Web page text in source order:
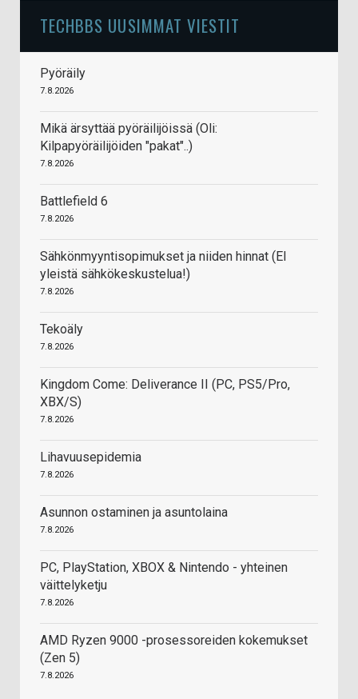
TECHBBS UUSIMMAT VIESTIT
Pyöräily
7.8.2026
Mikä ärsyttää pyöräilijöissä (Oli:
Kilpapyöräilijöiden "pakat"..)
7.8.2026
Battlefield 6
7.8.2026
Sähkönmyyntisopimukset ja niiden hinnat (EI
yleistä sähkökeskustelua!)
7.8.2026
Tekoäly
7.8.2026
Kingdom Come: Deliverance II (PC, PS5/Pro,
XBX/S)
7.8.2026
Lihavuusepidemia
7.8.2026
Asunnon ostaminen ja asuntolaina
7.8.2026
PC, PlayStation, XBOX & Nintendo - yhteinen
väittelyketju
7.8.2026
AMD Ryzen 9000 -prosessoreiden kokemukset
(Zen 5)
7.8.2026